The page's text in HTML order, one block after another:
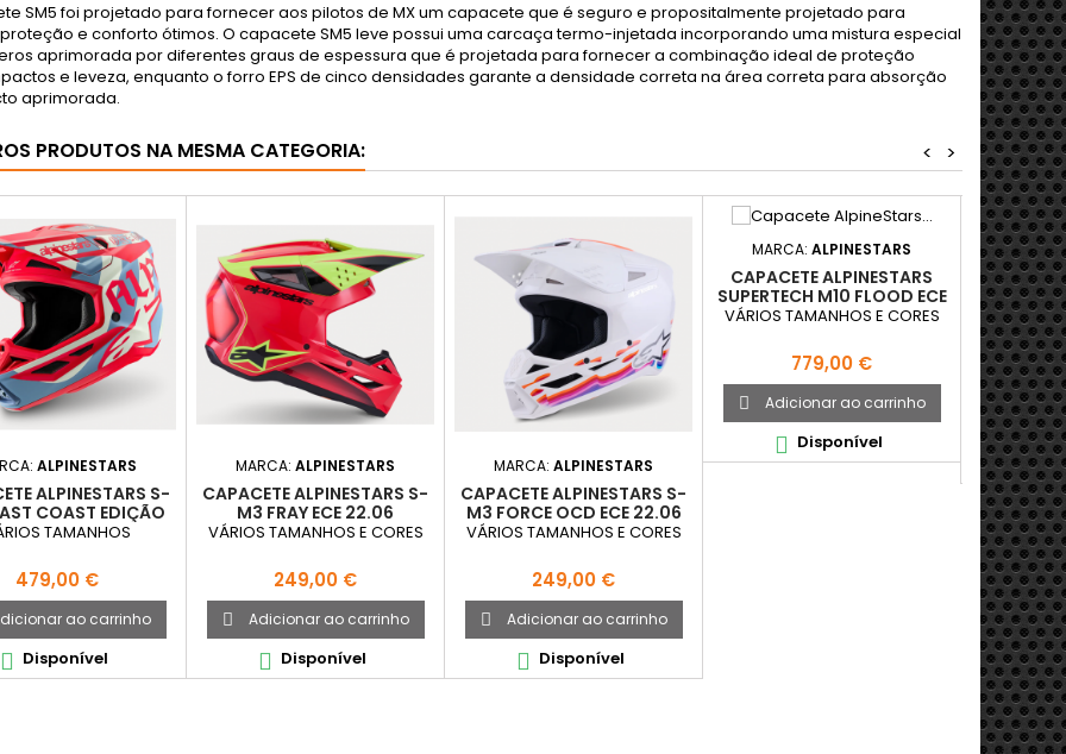
SM5 foi projetado para fornecer aos pilotos de MX um capacete que é seguro e propositalmente projetado para
e conforto ótimos. O capacete SM5 leve possui uma carcaça termo-injetada incorporando uma mistura especial
aprimorada por diferentes graus de espessura que é projetada para fornecer a combinação ideal de proteção
e leveza, enquanto o forro EPS de cinco densidades garante a densidade correta na área correta para absorção
aprimorada.
PRODUTOS NA MESMA CATEGORIA: >
<
ALPINESTARS
ALPINESTARS S-
COAST EDIÇÃO
ECE 22.06
TAMANHOS
Preço
479,00 €
ao carrinho
 Disponível
MARCA: ALPINESTARS
CAPACETE ALPINESTARS S-
M3 FRAY ECE 22.06
VÁRIOS TAMANHOS E CORES
Preço
249,00 €
 Adicionar ao carrinho
 Disponível
MARCA: ALPINESTARS
CAPACETE ALPINESTARS S-
M3 FORCE OCD ECE 22.06
VÁRIOS TAMANHOS E CORES
Preço
249,00 €
 Adicionar ao carrinho
 Disponível
MARCA: ALPINESTARS
CAPACETE ALPINESTARS
SUPERTECH M10 FLOOD ECE
22.06
VÁRIOS TAMANHOS E CORES
Preço
779,00 €
 Adicionar ao carrinho
 Disponível
M7
VÁRIOS

